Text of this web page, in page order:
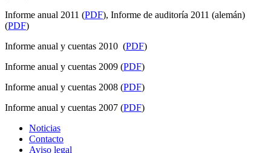
Informe anual 2011 (PDF), Informe de auditoría 2011 (alemán)
(PDF)
Informe anual y cuentas 2010 (PDF)
Informe anual y cuentas 2009 (PDF)
Informe anual y cuentas 2008 (PDF)
Informe anual y cuentas 2007 (PDF)
Noticias
Contacto
Aviso legal